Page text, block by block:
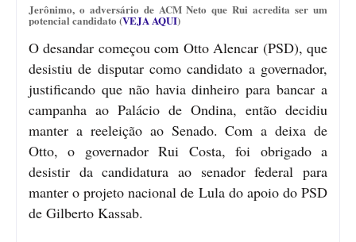
Jerônimo, o adversário de ACM Neto que Rui acredita ser um
potencial candidato (VEJA AQUI)
O desandar começou com Otto Alencar (PSD), que
desistiu de disputar como candidato a governador,
justificando que não havia dinheiro para bancar a
campanha ao Palácio de Ondina, então decidiu
manter a reeleição ao Senado. Com a deixa de
Otto, o governador Rui Costa, foi obrigado a
desistir da candidatura ao senador federal para
manter o projeto nacional de Lula do apoio do PSD
de Gilberto Kassab.